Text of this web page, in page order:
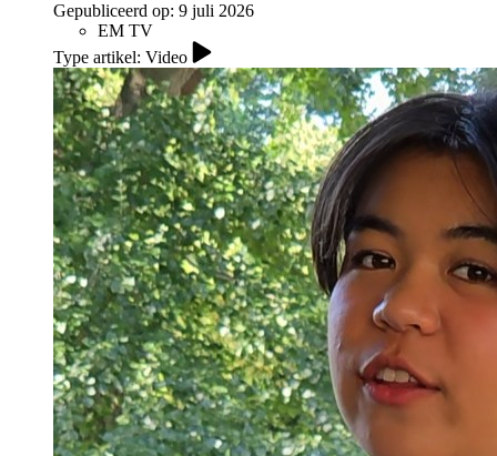
Gepubliceerd op: 9 juli 2026
EM TV
Type artikel: Video